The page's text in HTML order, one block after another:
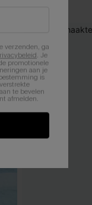
verzenden, ga
. Je
promotionele
aan je
is
te bevelen
afmelden.